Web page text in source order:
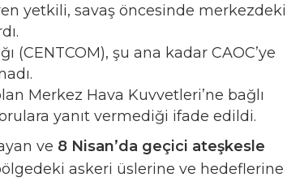
yetkili, savaş öncesinde merkezdeki
şu ana kadar CAOC’ye
Merkez Hava Kuvvetleri’ne bağlı
yanıt vermediği ifade edildi.
ve 8 Nisan’da geçici ateşkesle
bölgedeki askeri üslerine ve hedeflerine